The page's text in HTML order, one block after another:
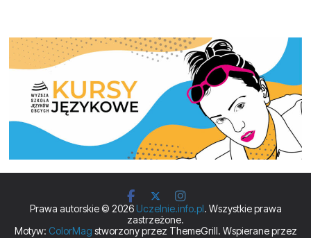
Prawa autorskie © 2026 Uczelnie.info.pl. Wszystkie prawa
zastrzeżone.
Motyw: ColorMag stworzony przez ThemeGrill. Wspierane przez